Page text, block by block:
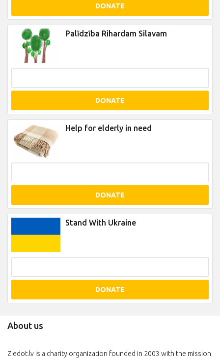
DONATE
Palīdzība Rihardam Silavam
DONATE
Help for elderly in need
DONATE
Stand With Ukraine
DONATE
About us
Ziedot.lv is a charity organization founded in 2003 with the mission